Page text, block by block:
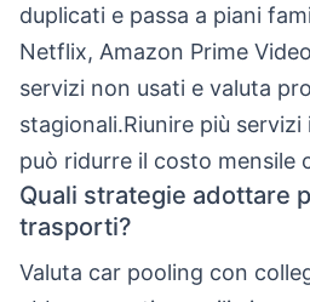
duplicati e passa a piani
Netflix, Amazon Prime
servizi non usati e valuta
stagionali.Riunire più servizi
può ridurre il costo mensile
Quali strategie adottare
trasporti?
Valuta car pooling con